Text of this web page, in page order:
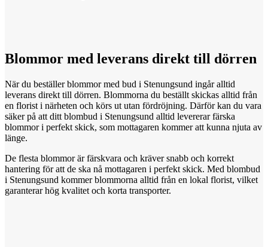
Blommor med leverans direkt till dörren
När du beställer blommor med bud i Stenungsund ingår alltid
leverans direkt till dörren. Blommorna du beställt skickas alltid från
en florist i närheten och körs ut utan fördröjning. Därför kan du vara
säker på att ditt blombud i Stenungsund alltid levererar färska
blommor i perfekt skick, som mottagaren kommer att kunna njuta av
länge.
De flesta blommor är färskvara och kräver snabb och korrekt
hantering för att de ska nå mottagaren i perfekt skick. Med blombud
i Stenungsund kommer blommorna alltid från en lokal florist, vilket
garanterar hög kvalitet och korta transporter.